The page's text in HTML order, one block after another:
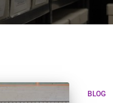
BLOG